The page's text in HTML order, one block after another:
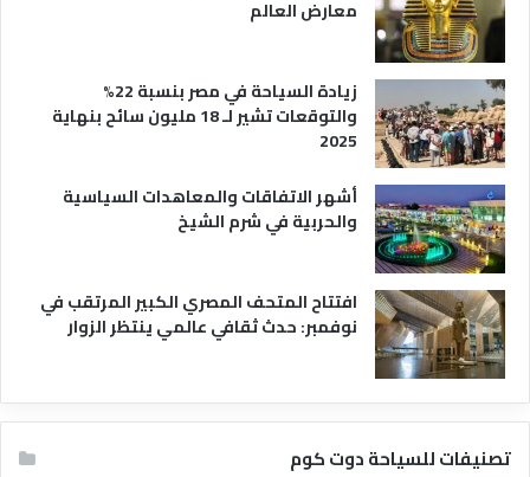
معارض العالم
زيادة السياحة في مصر بنسبة 22%
والتوقعات تشير لـ 18 مليون سائح بنهاية
2025
أشهر الاتفاقات والمعاهدات السياسية
والحربية في شرم الشيخ
افتتاح المتحف المصري الكبير المرتقب في
نوفمبر: حدث ثقافي عالمي ينتظر الزوار
تصنيفات للسياحة دوت كوم